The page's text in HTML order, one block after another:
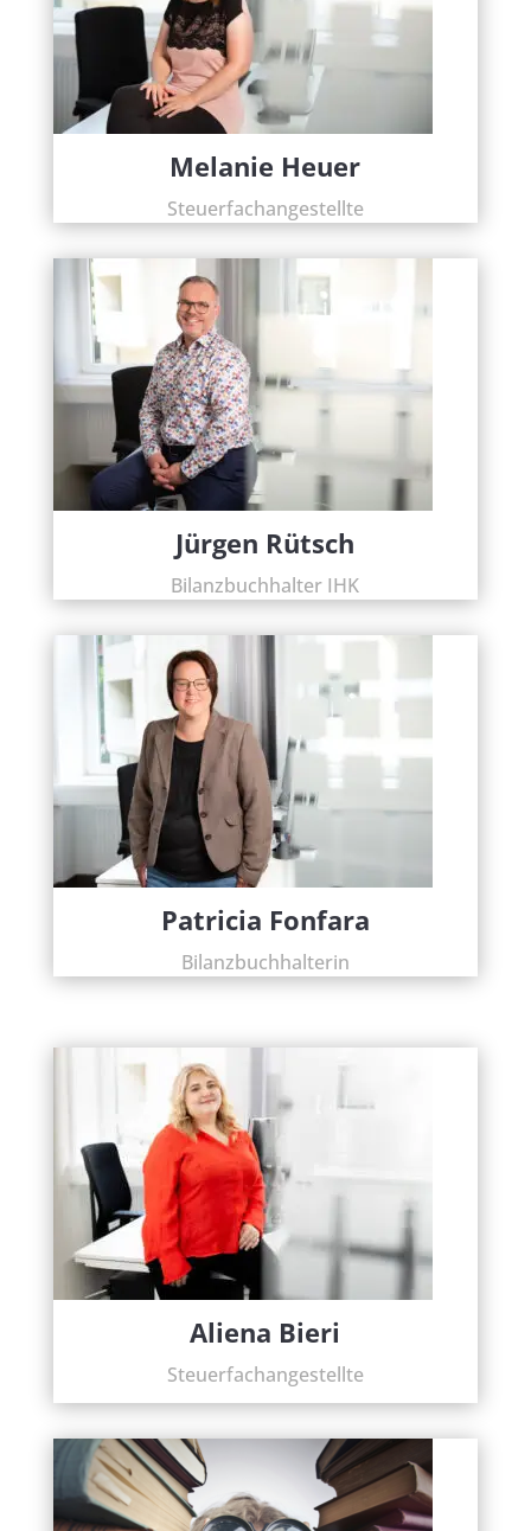
Melanie Heuer
Steuerfachangestellte
Jürgen Rütsch
Bilanzbuchhalter IHK
Patricia Fonfara
Bilanzbuchhalterin
Aliena Bieri
Steuerfachangestellte